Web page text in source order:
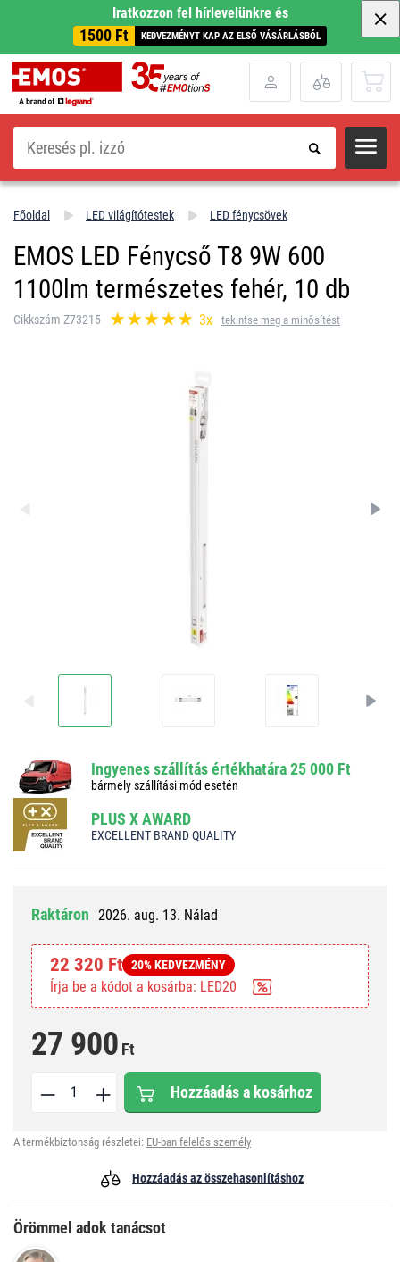
Iratkozzon fel hírlevelünkre és
1500 Ft KEDVEZMÉNYT KAP AZ ELSŐ VÁSÁRLÁSBÓL
Keresés
Főoldal LED világítótestek LED fénycsövek
EMOS LED Fénycső T8 9W 600
1100lm természetes fehér, 10 db
Cikkszám Z73215 3x tekintse meg a minősítést
Ingyenes szállítás értékhatára 25 000 Ft
bármely szállítási mód esetén
PLUS X AWARD
EXCELLENT BRAND QUALITY
Raktáron 2026. aug. 13. Nálad
22 320 Ft 20% KEDVEZMÉNY
Írja be a kódot a kosárba: LED20
27 900 Ft
Hozzáadás a kosárhoz
A termékbiztonság részletei: EU-ban felelős személy
Hozzáadás az összehasonlításhoz
Örömmel adok tanácsot